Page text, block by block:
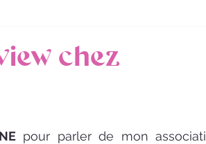
chez